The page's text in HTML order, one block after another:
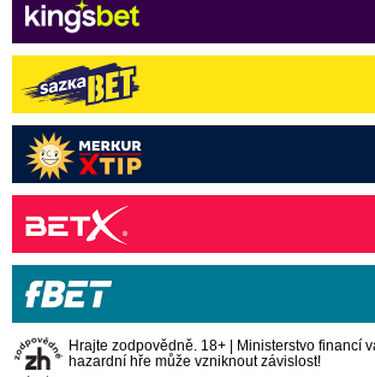
Hrajte zodpovědně. 18+ | Ministerstvo financí
hazardní hře může vzniknout závislost!